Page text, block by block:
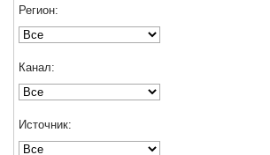
Регион:
Канал:
Источник: